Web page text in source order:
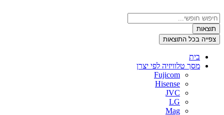
לתוכן
Search
...תוצאות
צפייה בכל התוצאות
בית
מסך טלוויזיה לפי יצרן
Fujicom
Hisense
JVC
LG
Mag